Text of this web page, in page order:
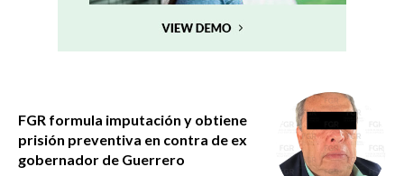
FGR formula imputación y obtiene
prisión preventiva en contra de ex
gobernador de Guerrero